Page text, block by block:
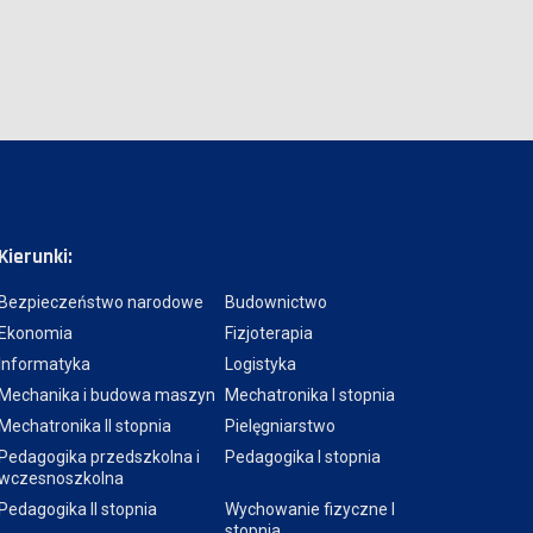
Kierunki:
Bezpieczeństwo narodowe
Budownictwo
Ekonomia
Fizjoterapia
Informatyka
Logistyka
Mechanika i budowa maszyn
Mechatronika I stopnia
Mechatronika II stopnia
Pielęgniarstwo
Pedagogika przedszkolna i
Pedagogika I stopnia
Pedagogika II stopnia
Wychowanie fizyczne I